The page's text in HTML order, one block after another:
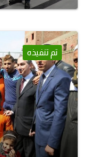
تم تنفيذه